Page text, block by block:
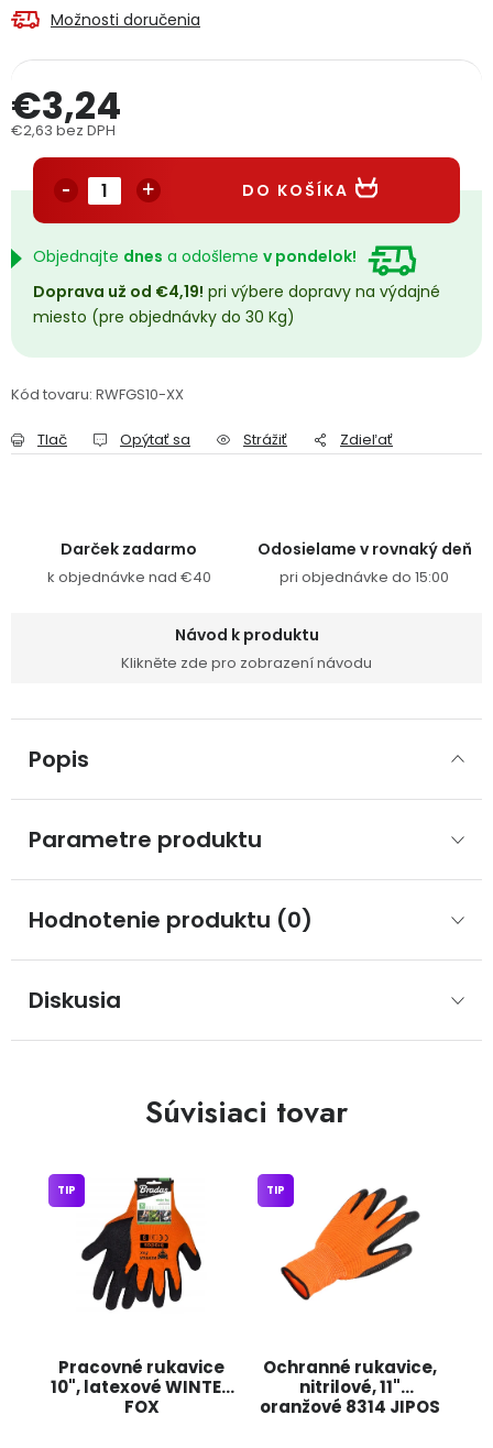
Reklamačný formulár Odstúpenie v lehote 14 dní
Obchodné podmienky
Podmienky ochrany osobných údajov
Přihlášení Registrace
Možnosti doručenia
€3,24
€2,63 bez DPH
DO KOŠÍKA
Objednajte dnes a odošleme v pondelok!
Doprava už od €4,19! pri výbere dopravy na výdajné
miesto (pre objednávky do 30 Kg)
Kód tovaru: RWFGS10-XX
Tlač Opýtať sa Strážiť Zdieľať
Darček zadarmo
k objednávke nad €40
Odosielame v rovnaký deň
pri objednávke do 15:00
Návod k produktu
Klikněte zde pro zobrazení návodu
Popis
Parametre produktu
Hodnotenie produktu (0)
Diskusia
Súvisiaci tovar
Pracovné rukavice
10", latexové WINTER
FOX
TIP
Ochranné rukavice,
nitrilové, 11"
oranžové 8314 JIPOS
TIP